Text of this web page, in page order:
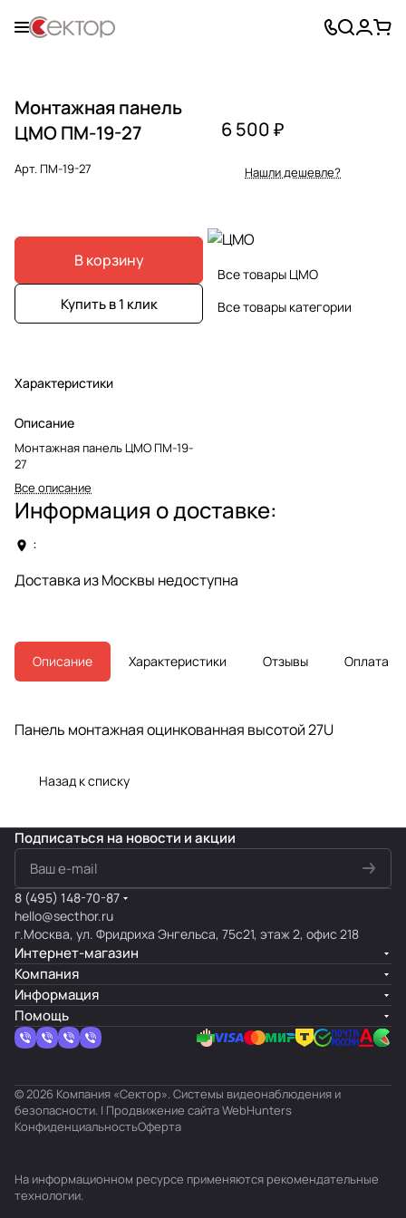
Монтажная панель
ЦМО ПМ-19-27
Арт.ПМ-19-27
В корзину
Купить в 1 клик
Характеристики
Описание
Монтажная панель ЦМО ПМ-19-
27
Все описание
6 500 ₽
Нашли дешевле?
Все товары ЦМО
Все товары категории
Информация о доставке:
:
Доставка из Москвы недоступна
Описание Характеристики Отзывы Оплата
Панель монтажная оцинкованная высотой 27U
Назад к списку
Подписаться на новости и акции
8 (495) 148-70-87
hello@secthor.ru
г.Москва, ул. Фридриха Энгельса, 75с21, этаж 2, офис 218
Интернет-магазин
Компания
Информация
Помощь
© 2026 Компания «Сектор». Системы видеонаблюдения и
безопасности. | Продвижение сайтаWebHunters
КонфиденциальностьОферта
На информационном ресурсе применяются рекомендательные
технологии.